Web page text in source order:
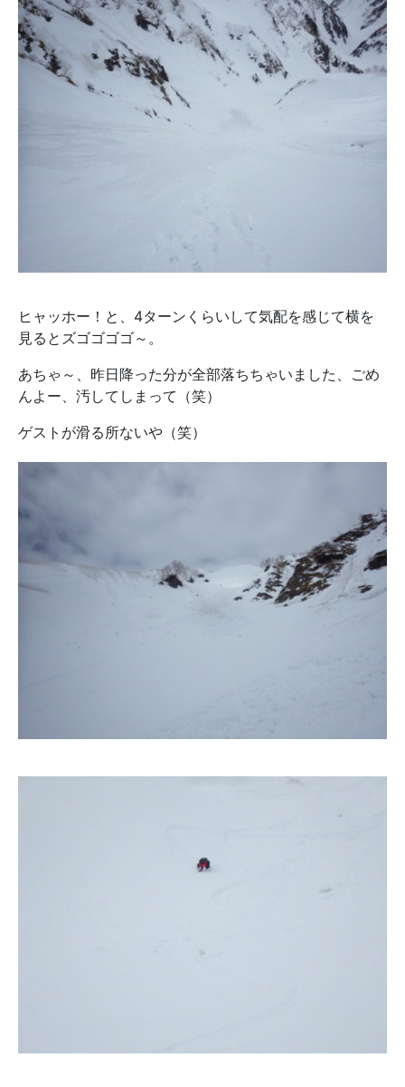
ヒャッホー！と、4ターンくらいして気配を感じて横を
見るとズゴゴゴゴ～。
あちゃ～、昨日降った分が全部落ちちゃいました、ごめ
んよー、汚してしまって（笑）
ゲストが滑る所ないや（笑）